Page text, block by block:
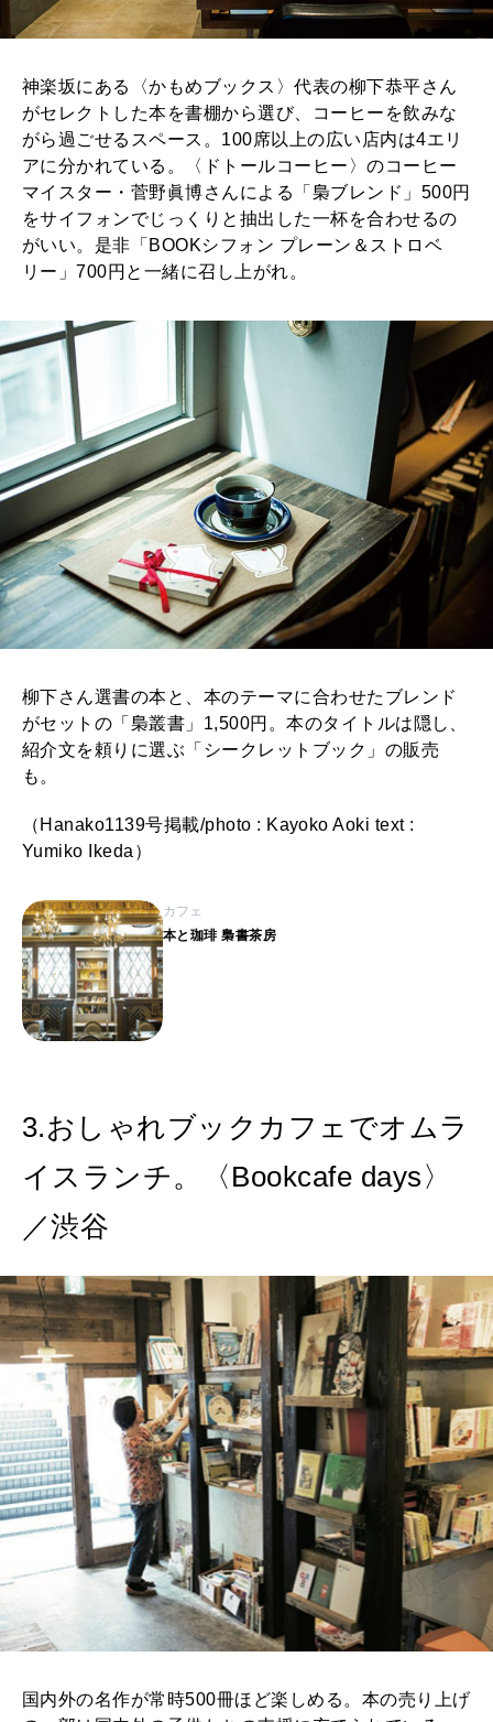
神楽坂にある〈かもめブックス〉代表の柳下恭平さん
がセレクトした本を書棚から選び、コーヒーを飲みな
がら過ごせるスペース。100席以上の広い店内は4エリ
アに分かれている。〈ドトールコーヒー〉のコーヒー
マイスター・菅野眞博さんによる「梟ブレンド」500円
をサイフォンでじっくりと抽出した一杯を合わせるの
がいい。是非「BOOKシフォン プレーン＆ストロベ
リー」700円と一緒に召し上がれ。
柳下さん選書の本と、本のテーマに合わせたブレンド
がセットの「梟叢書」1,500円。本のタイトルは隠し、
紹介文を頼りに選ぶ「シークレットブック」の販売
も。
（Hanako1139号掲載/photo : Kayoko Aoki text :
Yumiko Ikeda）
カフェ
本と珈琲 梟書茶房
3.おしゃれブックカフェでオムラ
イスランチ。〈Bookcafe days〉
／渋谷
国内外の名作が常時500冊ほど楽しめる。本の売り上げ